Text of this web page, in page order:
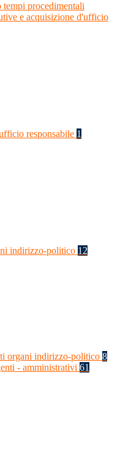
procedimentali
e acquisizione d'ufficio
responsabile 1
indirizzo-politico 12
organi indirizzo-politico 8
- amministrativi 61